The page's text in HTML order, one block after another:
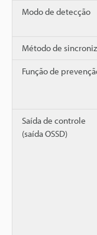
Modo de detecção
Método de
Função de
Saída de controle
(saída OSSD)